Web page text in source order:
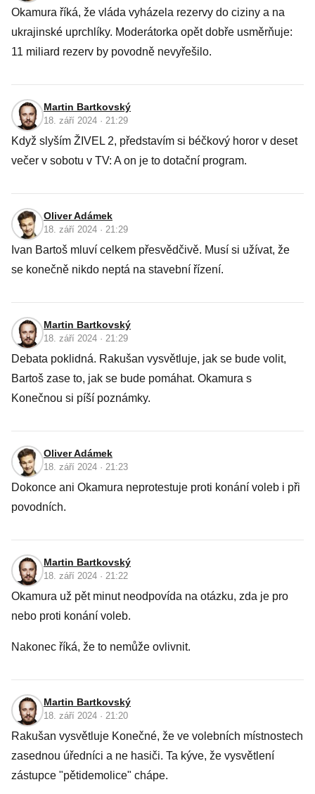
Okamura říká, že vláda vyházela rezervy do ciziny a na
ukrajinské uprchlíky. Moderátorka opět dobře usměrňuje:
11 miliard rezerv by povodně nevyřešilo.
Martin Bartkovský
18. září 2024 · 21:29
Když slyším ŽIVEL 2, představím si béčkový horor v deset
večer v sobotu v TV: A on je to dotační program.
Oliver Adámek
18. září 2024 · 21:29
Ivan Bartoš mluví celkem přesvědčivě. Musí si užívat, že
se konečně nikdo neptá na stavební řízení.
Martin Bartkovský
18. září 2024 · 21:29
Debata poklidná. Rakušan vysvětluje, jak se bude volit,
Bartoš zase to, jak se bude pomáhat. Okamura s
Konečnou si píší poznámky.
Oliver Adámek
18. září 2024 · 21:23
Dokonce ani Okamura neprotestuje proti konání voleb i při
povodních.
Martin Bartkovský
18. září 2024 · 21:22
Okamura už pět minut neodpovída na otázku, zda je pro
nebo proti konání voleb.
Nakonec říká, že to nemůže ovlivnit.
Martin Bartkovský
18. září 2024 · 21:20
Rakušan vysvětluje Konečné, že ve volebních místnostech
zasednou úředníci a ne hasiči. Ta kýve, že vysvětlení
zástupce "pětidemolice" chápe.